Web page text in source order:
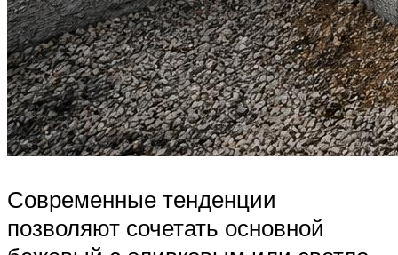
Современные тенденции
позволяют сочетать основной